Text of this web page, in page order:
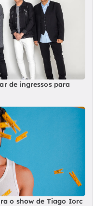
de ingressos para
o show de Tiago Iorc